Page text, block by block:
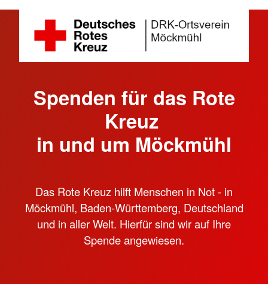
Spenden für das Rote
Kreuz
in und um Möckmühl
Das Rote Kreuz hilft Menschen in Not - in
Möckmühl, Baden-Württemberg, Deutschland
und in aller Welt. Hierfür sind wir auf Ihre
Spende angewiesen.